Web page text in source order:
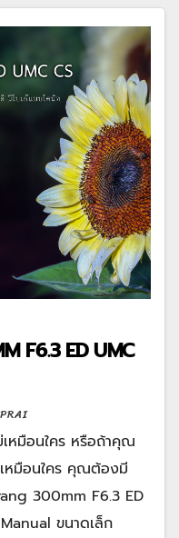
F6.3 ED UMC
หมือนใคร หรือถ้าคุณ
หมือนใคร คุณต้องมี
300mm F6.3 ED
ขนาดเล็ก